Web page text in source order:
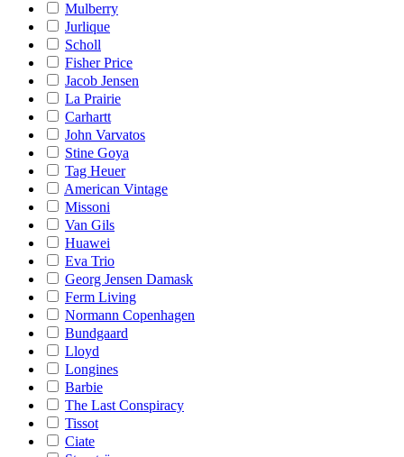
Mulberry
Jurlique
Scholl
Fisher Price
Jacob Jensen
La Prairie
Carhartt
John Varvatos
Stine Goya
Tag Heuer
American Vintage
Missoni
Van Gils
Huawei
Eva Trio
Georg Jensen Damask
Ferm Living
Normann Copenhagen
Bundgaard
Lloyd
Longines
Barbie
The Last Conspiracy
Tissot
Ciate